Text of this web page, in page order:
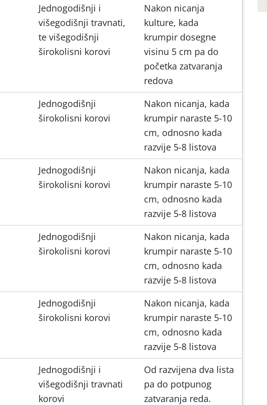
Jednogodišnji i
višegodišnji travnati,
te višegodišnji
širokolisni korovi
Nakon nicanja
kulture, kada
krumpir dosegne
visinu 5 cm pa do
početka zatvaranja
redova
Jednogodišnji
širokolisni korovi
Nakon nicanja, kada
krumpir naraste 5-10
cm, odnosno kada
razvije 5-8 listova
Jednogodišnji
širokolisni korovi
Nakon nicanja, kada
krumpir naraste 5-10
cm, odnosno kada
razvije 5-8 listova
Jednogodišnji
širokolisni korovi
Nakon nicanja, kada
krumpir naraste 5-10
cm, odnosno kada
razvije 5-8 listova
Jednogodišnji
širokolisni korovi
Nakon nicanja, kada
krumpir naraste 5-10
cm, odnosno kada
razvije 5-8 listova
Jednogodišnji i
višegodišnji travnati
korovi
Od razvijena dva lista
pa do potpunog
zatvaranja reda.